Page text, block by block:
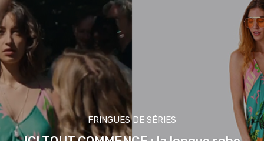
FRINGUES DE SÉRIES